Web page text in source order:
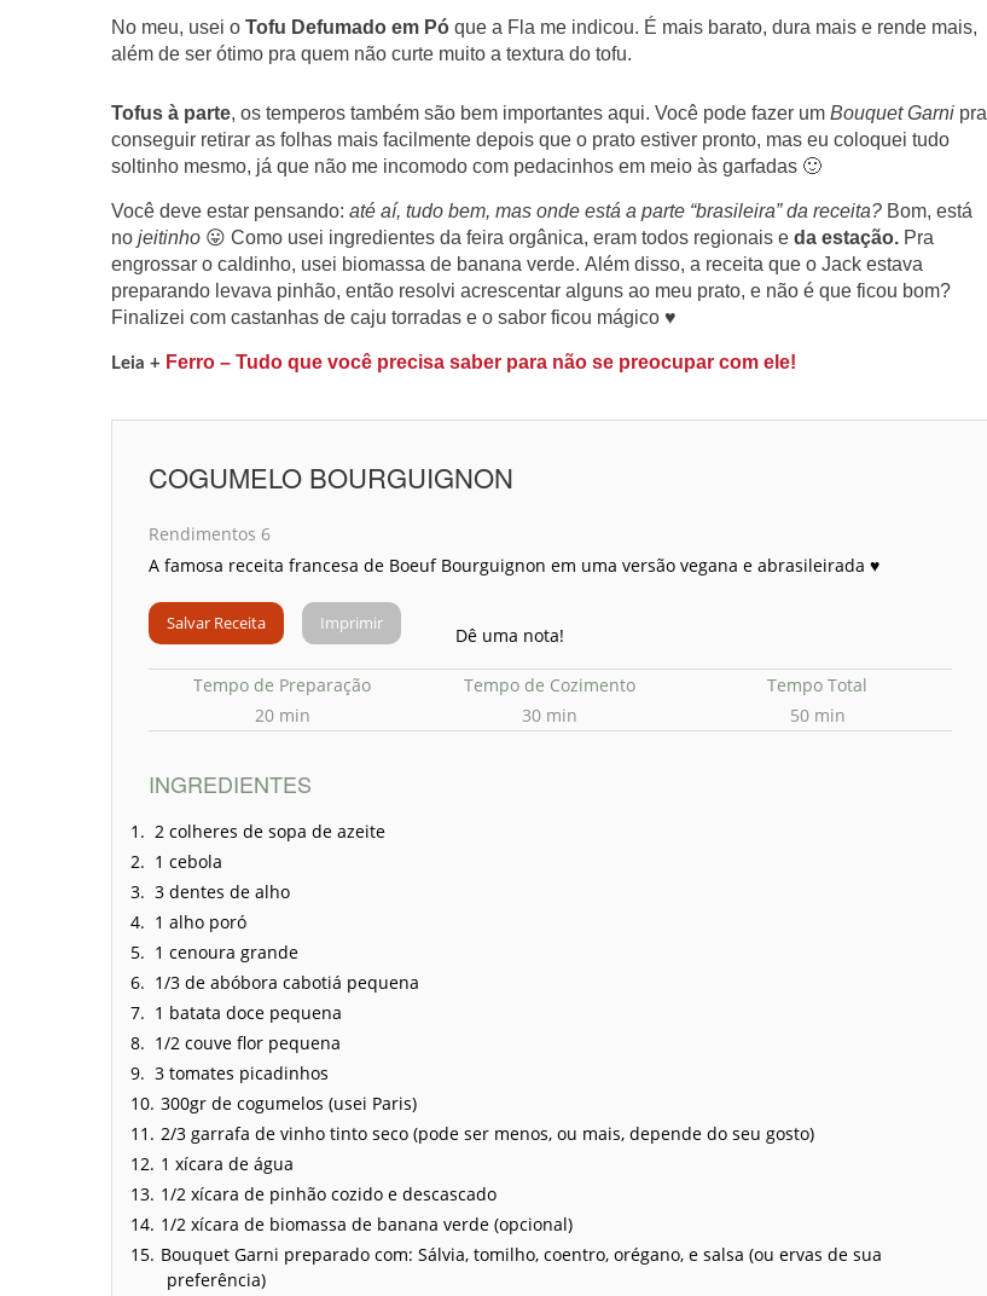
No meu, usei oTofu Defumado em Pó que a Fla me indicou. É mais barato, dura mais e rende mais,
além de ser ótimo pra quem não curte muito a textura do tofu.
Tofus à parte, os temperos também são bem importantes aqui. Você pode fazer umBouquet Garni pra
conseguir retirar as folhas mais facilmente depois que o prato estiver pronto, mas eu coloquei tudo
soltinho mesmo, já que não me incomodo com pedacinhos em meio às garfadas 🙂
Você deve estar pensando:até aí, tudo bem, mas onde está a parte “brasileira” da receita? Bom, está
nojeitinho 😛 Como usei ingredientes da feira orgânica, eram todos regionais eda estação. Pra
engrossar o caldinho, usei biomassa de banana verde. Além disso, a receita que o Jack estava
preparando levava pinhão, então resolvi acrescentar alguns ao meu prato, e não é que ficou bom?
Finalizei com castanhas de caju torradas e o sabor ficou mágico ♥
Leia + Ferro – Tudo que você precisa saber para não se preocupar com ele!
COGUMELO BOURGUIGNON
Rendimentos 6
A famosa receita francesa de Boeuf Bourguignon em uma versão vegana e abrasileirada ♥
Dê uma nota!
Salvar Receita Imprimir
Tempo de Preparação
20 min
Tempo de Cozimento
30 min
Tempo Total
50 min
INGREDIENTES
2 colheres de sopa de azeite
1 cebola
3 dentes de alho
1 alho poró
1 cenoura grande
1/3 de abóbora cabotiá pequena
1 batata doce pequena
1/2 couve flor pequena
3 tomates picadinhos
300gr de cogumelos (usei Paris)
2/3 garrafa de vinho tinto seco (pode ser menos, ou mais, depende do seu gosto)
1 xícara de água
1/2 xícara de pinhão cozido e descascado
1/2 xícara de biomassa de banana verde (opcional)
Bouquet Garni preparado com: Sálvia, tomilho, coentro, orégano, e salsa (ou ervas de sua
preferência)